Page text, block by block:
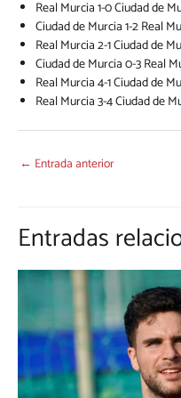
Real Murcia 1-0 Ciudad de
Ciudad de Murcia 1-2 Real
Real Murcia 2-1 Ciudad de
Ciudad de Murcia 0-3 Real
Real Murcia 4-1 Ciudad de
Real Murcia 3-4 Ciudad de
← Entrada anterior
Entradas